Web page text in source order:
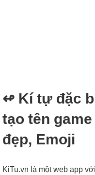
↫ Kí tự đặc
tạo tên
đẹp, Emoji
KiTu.vn là một web app